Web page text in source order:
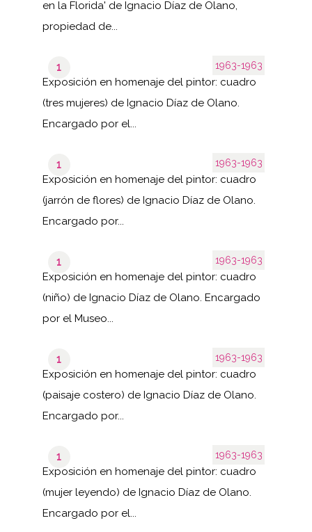
en la Florida' de Ignacio Díaz de Olano,
propiedad de...
1963-1963
1
Exposición en homenaje del pintor: cuadro
(tres mujeres) de Ignacio Díaz de Olano.
Encargado por el...
1963-1963
1
Exposición en homenaje del pintor: cuadro
(jarrón de flores) de Ignacio Díaz de Olano.
Encargado por...
1963-1963
1
Exposición en homenaje del pintor: cuadro
(niño) de Ignacio Díaz de Olano. Encargado
por el Museo...
1963-1963
1
Exposición en homenaje del pintor: cuadro
(paisaje costero) de Ignacio Díaz de Olano.
Encargado por...
1963-1963
1
Exposición en homenaje del pintor: cuadro
(mujer leyendo) de Ignacio Díaz de Olano.
Encargado por el...